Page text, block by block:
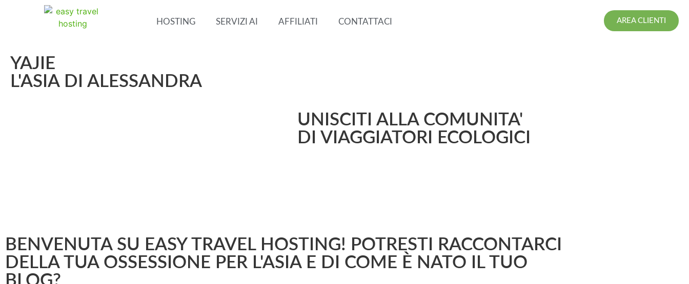
HOSTING SERVIZI AI AFFILIATI CONTATTACI AREA CLIENTI
YAJIE
L'ASIA DI ALESSANDRA
UNISCITI ALLA COMUNITA'
DI VIAGGIATORI ECOLOGICI
BENVENUTA SU EASY TRAVEL HOSTING! POTRESTI RACCONTARCI
DELLA TUA OSSESSIONE PER L'ASIA E DI COME È NATO IL TUO